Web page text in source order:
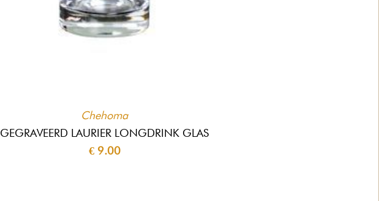
Chehoma
GEGRAVEERD LAURIER LONGDRINK GLAS
€ 9.00